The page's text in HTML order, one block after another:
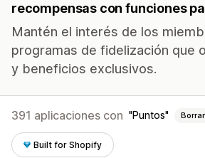
recompensas con funciones
Mantén el interés de los
programas de fidelización que
y beneficios exclusivos.
391 aplicaciones con Puntos Borrar
Built for Shopify